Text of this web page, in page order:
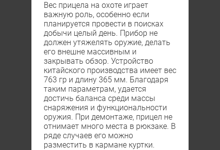
Вес прицела на охоте играет
важную роль, особенно если
планируется провести в поисках
добычи целый день. Прибор не
должен утяжелять оружие, делать
его внешне массивным и
закрывать обзор. Устройство
китайского производства имеет вес
763 гр и длину 365 мм. Благодаря
таким параметрам, удается
достичь баланса среди массы
снаряжения и функциональности
оружия. При демонтаже, прицел не
отнимает много места в рюкзаке. В
ряде случаев его можно
разместить в кармане куртки.